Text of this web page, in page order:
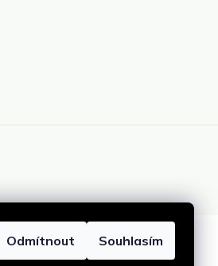
Odmítnout Souhlasím